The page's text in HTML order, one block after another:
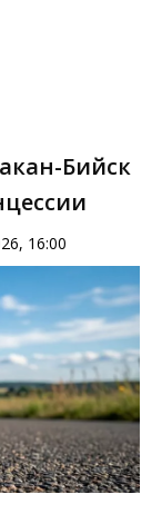
Бийск
16:00